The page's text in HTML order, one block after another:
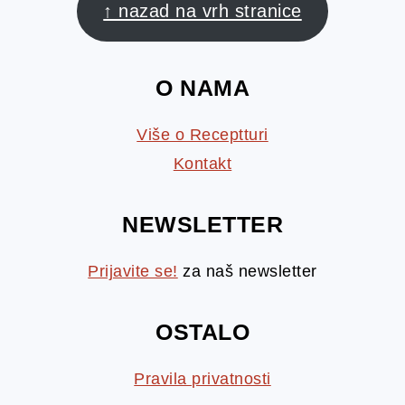
↑ nazad na vrh stranice
O NAMA
Više o Receptturi
Kontakt
NEWSLETTER
Prijavite se! za naš newsletter
OSTALO
Pravila privatnosti